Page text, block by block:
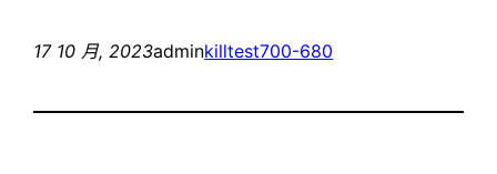
17 10 月, 2023adminkilltest700-680